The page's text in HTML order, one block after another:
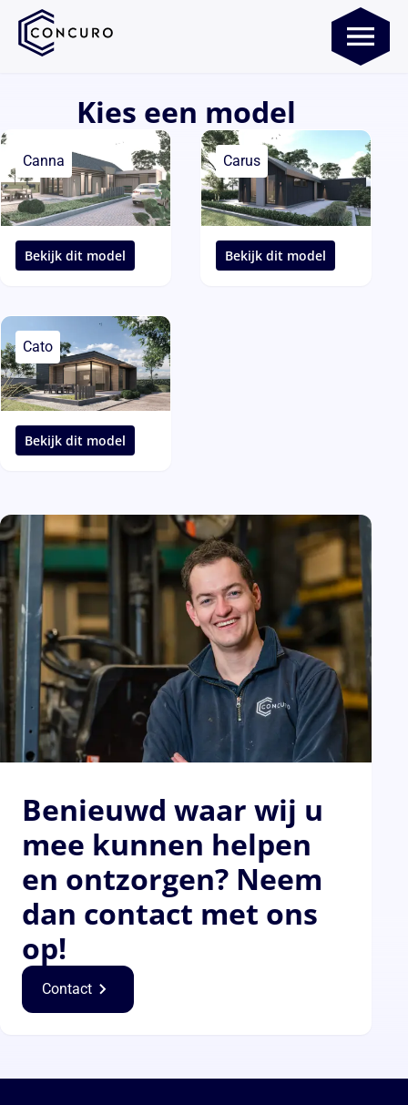
Kies een model
Canna
Bekijk dit model
Carus
Bekijk dit model
Cato
Bekijk dit model
Benieuwd waar wij u
mee kunnen helpen
en ontzorgen? Neem
dan contact met ons
op!
Contact